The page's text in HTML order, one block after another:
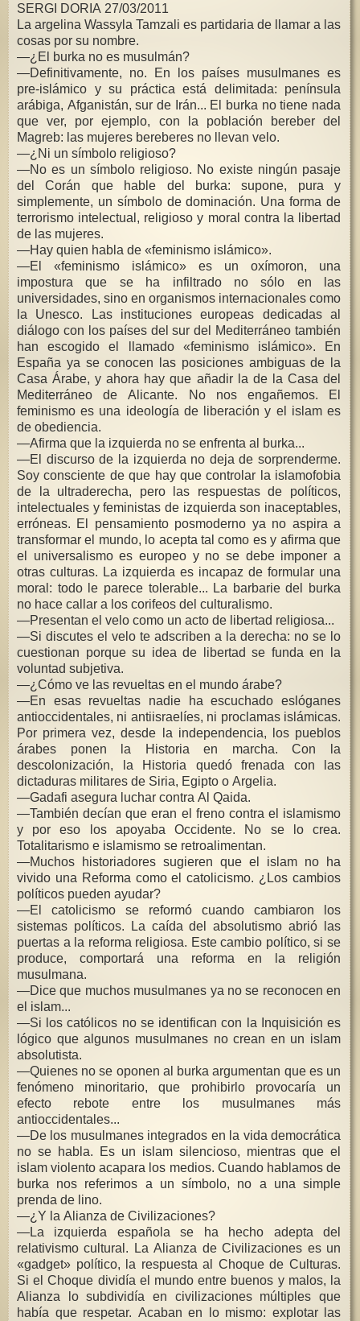
SERGI DORIA 27/03/2011
La argelina Wassyla Tamzali es partidaria de llamar a las
cosas por su nombre.
—¿El burka no es musulmán?
—Definitivamente, no. En los países musulmanes es
pre-islámico y su práctica está delimitada: península
arábiga, Afganistán, sur de Irán... El burka no tiene nada
que ver, por ejemplo, con la población bereber del
Magreb: las mujeres bereberes no llevan velo.
—¿Ni un símbolo religioso?
—No es un símbolo religioso. No existe ningún pasaje
del Corán que hable del burka: supone, pura y
simplemente, un símbolo de dominación. Una forma de
terrorismo intelectual, religioso y moral contra la libertad
de las mujeres.
—Hay quien habla de «feminismo islámico».
—El «feminismo islámico» es un oxímoron, una
impostura que se ha infiltrado no sólo en las
universidades, sino en organismos internacionales como
la Unesco. Las instituciones europeas dedicadas al
diálogo con los países del sur del Mediterráneo también
han escogido el llamado «feminismo islámico». En
España ya se conocen las posiciones ambiguas de la
Casa Árabe, y ahora hay que añadir la de la Casa del
Mediterráneo de Alicante. No nos engañemos. El
feminismo es una ideología de liberación y el islam es
de obediencia.
—Afirma que la izquierda no se enfrenta al burka...
—El discurso de la izquierda no deja de sorprenderme.
Soy consciente de que hay que controlar la islamofobia
de la ultraderecha, pero las respuestas de políticos,
intelectuales y feministas de izquierda son inaceptables,
erróneas. El pensamiento posmoderno ya no aspira a
transformar el mundo, lo acepta tal como es y afirma que
el universalismo es europeo y no se debe imponer a
otras culturas. La izquierda es incapaz de formular una
moral: todo le parece tolerable... La barbarie del burka
no hace callar a los corifeos del culturalismo.
—Presentan el velo como un acto de libertad religiosa...
—Si discutes el velo te adscriben a la derecha: no se lo
cuestionan porque su idea de libertad se funda en la
voluntad subjetiva.
—¿Cómo ve las revueltas en el mundo árabe?
—En esas revueltas nadie ha escuchado eslóganes
antioccidentales, ni antiisraelíes, ni proclamas islámicas.
Por primera vez, desde la independencia, los pueblos
árabes ponen la Historia en marcha. Con la
descolonización, la Historia quedó frenada con las
dictaduras militares de Siria, Egipto o Argelia.
—Gadafi asegura luchar contra Al Qaida.
—También decían que eran el freno contra el islamismo
y por eso los apoyaba Occidente. No se lo crea.
Totalitarismo e islamismo se retroalimentan.
—Muchos historiadores sugieren que el islam no ha
vivido una Reforma como el catolicismo. ¿Los cambios
políticos pueden ayudar?
—El catolicismo se reformó cuando cambiaron los
sistemas políticos. La caída del absolutismo abrió las
puertas a la reforma religiosa. Este cambio político, si se
produce, comportará una reforma en la religión
musulmana.
—Dice que muchos musulmanes ya no se reconocen en
el islam...
—Si los católicos no se identifican con la Inquisición es
lógico que algunos musulmanes no crean en un islam
absolutista.
—Quienes no se oponen al burka argumentan que es un
fenómeno minoritario, que prohibirlo provocaría un
efecto rebote entre los musulmanes más
antioccidentales...
—De los musulmanes integrados en la vida democrática
no se habla. Es un islam silencioso, mientras que el
islam violento acapara los medios. Cuando hablamos de
burka nos referimos a un símbolo, no a una simple
prenda de lino.
—¿Y la Alianza de Civilizaciones?
—La izquierda española se ha hecho adepta del
relativismo cultural. La Alianza de Civilizaciones es un
«gadget» político, la respuesta al Choque de Culturas.
Si el Choque dividía el mundo entre buenos y malos, la
Alianza lo subdividía en civilizaciones múltiples que
había que respetar. Acaban en lo mismo: explotar las